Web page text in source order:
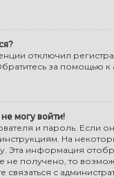
отключил
за помощью
могу войти!
и пароль. Если
На
Эта информация
получено, то
с